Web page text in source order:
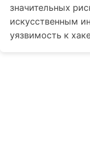
значительных
искусственным
уязвимость к